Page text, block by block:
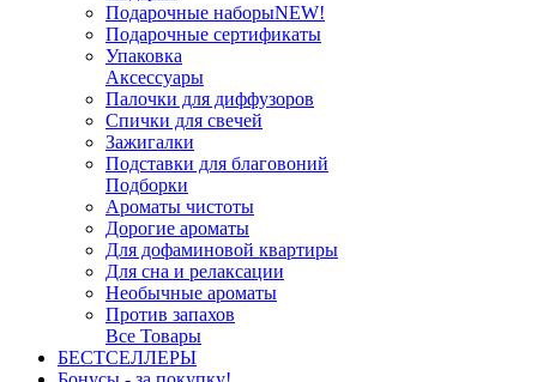
Подарочные наборыNEW!
Подарочные сертификаты
Упаковка
Аксессуары
Палочки для диффузоров
Спички для свечей
Зажигалки
Подставки для благовоний
Подборки
Ароматы чистоты
Дорогие ароматы
Для дофаминовой квартиры
Для сна и релаксации
Необычные ароматы
Против запахов
Все Товары
БЕСТСЕЛЛЕРЫ